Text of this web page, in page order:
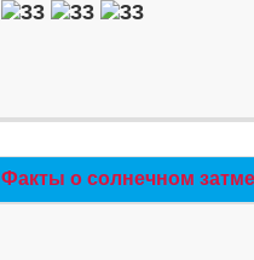
Факты о солнечном